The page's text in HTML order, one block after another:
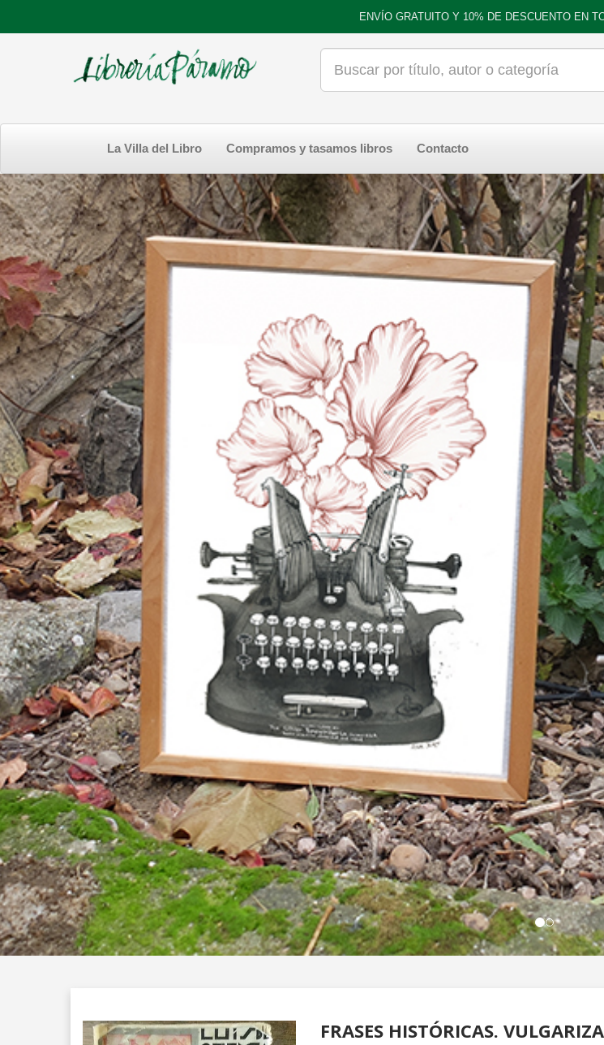
ENVÍO GRATUITO Y 10% DE DESCUENTO EN
La Villa del Libro Compramos y tasamos libros Contacto
FRASES HISTÓRICAS.